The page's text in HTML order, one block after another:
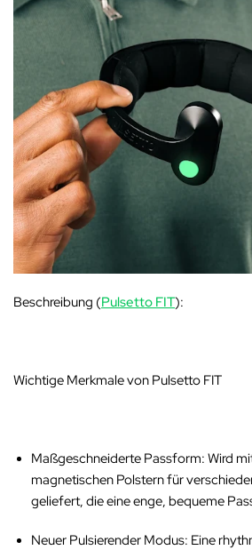
Beschreibung (Pulsetto FIT):
Wichtige Merkmale von Pulsetto FIT
Maßgeschneiderte Passform: Wird
magnetischen Polstern für
geliefert, die eine enge, bequeme
Neuer Pulsierender Modus: Eine